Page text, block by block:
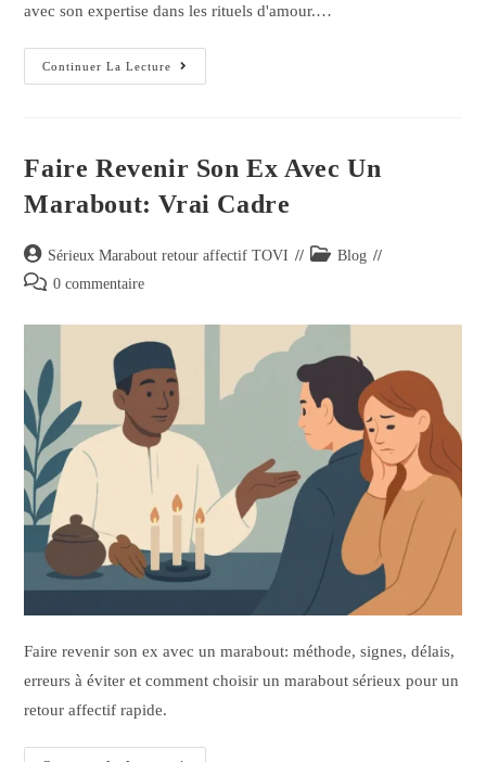
avec son expertise dans les rituels d'amour.…
Continuer La Lecture
Faire Revenir Son Ex Avec Un
Marabout: Vrai Cadre
Sérieux Marabout retour affectif TOVI
Blog
0 commentaire
Faire revenir son ex avec un marabout: méthode, signes, délais,
erreurs à éviter et comment choisir un marabout sérieux pour un
retour affectif rapide.